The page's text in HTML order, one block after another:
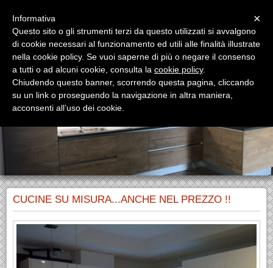
CUCINE SU MISURA...ANCHE NEL PREZZO !!
×
Informativa
Questo sito o gli strumenti terzi da questo utilizzati si avvalgono
di cookie necessari al funzionamento ed utili alle finalità illustrate
nella cookie policy. Se vuoi saperne di più o negare il consenso
a tutti o ad alcuni cookie, consulta la cookie policy.
Chiudendo questo banner, scorrendo questa pagina, cliccando
su un link o proseguendo la navigazione in altra maniera,
acconsenti all’uso dei cookie.